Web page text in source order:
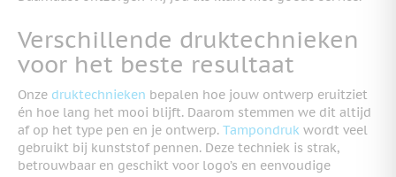
Verschillende druktechnieken
voor het beste resultaat
Onze druktechnieken bepalen hoe jouw ontwerp eruitziet
én hoe lang het mooi blijft. Daarom stemmen we dit altijd
af op het type pen en je ontwerp. Tampondruk wordt veel
gebruikt bij kunststof pennen. Deze techniek is strak,
betrouwbaar en geschikt voor logo’s en eenvoudige